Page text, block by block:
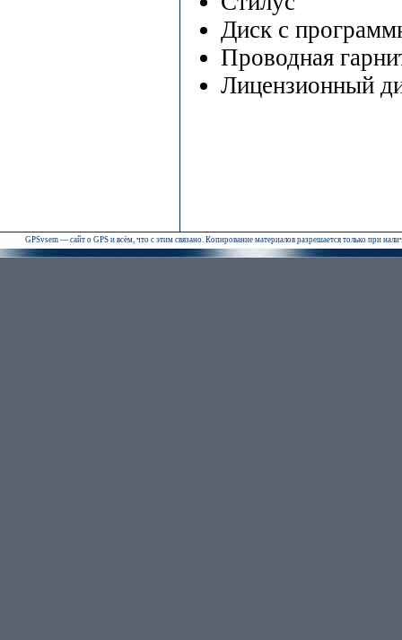
Диск с
Проводная
Лицензионный
GPSvsem — сайт о GPS и всём, что с этим связано. Копирование материалов разрешается только при